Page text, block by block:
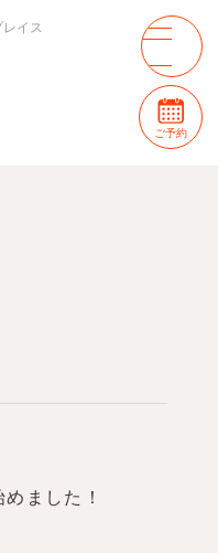
イス
ご予約
ました！